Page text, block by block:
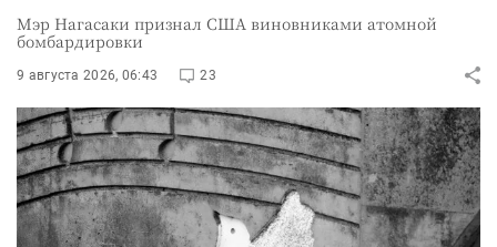
Мэр Нагасаки признал США виновниками атомной
бомбардировки
9 августа 2026, 06:43 23